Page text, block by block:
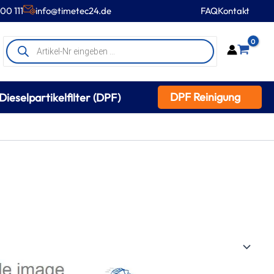
111 info@timetec24.de FAQKontakt
Products
search
0
(DPF) DPF Reinigung